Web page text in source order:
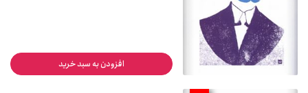
افزودن به سبد خرید